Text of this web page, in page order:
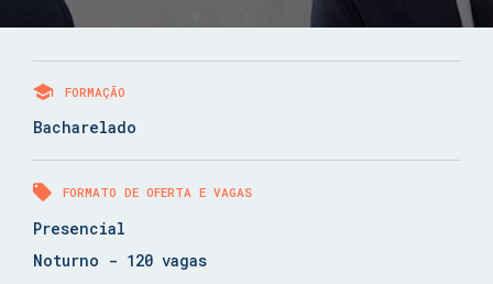
FORMAÇÃO
Bacharelado
FORMATO DE OFERTA E VAGAS
Presencial
Noturno - 120 vagas